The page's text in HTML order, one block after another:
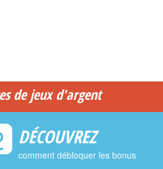
de jeux d'argent
DÉCOUVREZ
comment débloquer les bonus